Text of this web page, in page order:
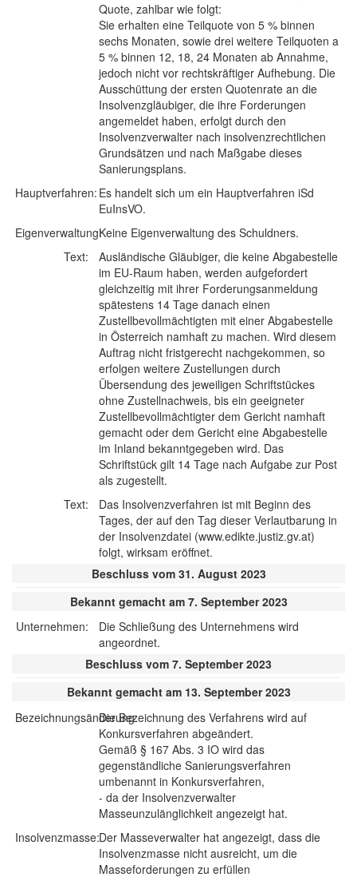
Quote, zahlbar wie folgt:
Sie erhalten eine Teilquote von 5 % binnen
sechs Monaten, sowie drei weitere Teilquoten a
5 % binnen 12, 18, 24 Monaten ab Annahme,
jedoch nicht vor rechtskräftiger Aufhebung. Die
Ausschüttung der ersten Quotenrate an die
Insolvenzgläubiger, die ihre Forderungen
angemeldet haben, erfolgt durch den
Insolvenzverwalter nach insolvenzrechtlichen
Grundsätzen und nach Maßgabe dieses
Sanierungsplans.
Hauptverfahren: Es handelt sich um ein Hauptverfahren iSd
EuInsVO.
Eigenverwaltung:Keine Eigenverwaltung des Schuldners.
Text:
Ausländische Gläubiger, die keine Abgabestelle
im EU-Raum haben, werden aufgefordert
gleichzeitig mit ihrer Forderungsanmeldung
spätestens 14 Tage danach einen
Zustellbevollmächtigten mit einer Abgabestelle
in Österreich namhaft zu machen. Wird diesem
Auftrag nicht fristgerecht nachgekommen, so
erfolgen weitere Zustellungen durch
Übersendung des jeweiligen Schriftstückes
ohne Zustellnachweis, bis ein geeigneter
Zustellbevollmächtigter dem Gericht namhaft
gemacht oder dem Gericht eine Abgabestelle
im Inland bekanntgegeben wird. Das
Schriftstück gilt 14 Tage nach Aufgabe zur Post
als zugestellt.
Text:
Das Insolvenzverfahren ist mit Beginn des
Tages, der auf den Tag dieser Verlautbarung in
der Insolvenzdatei (www.edikte.justiz.gv.at)
folgt, wirksam eröffnet.
Beschluss vom 31. August 2023
Bekannt gemacht am 7. September 2023
Unternehmen:
Die Schließung des Unternehmens wird
angeordnet.
Beschluss vom 7. September 2023
Bekannt gemacht am 13. September 2023
Bezeichnungsänderung:Die Bezeichnung des Verfahrens wird auf
Konkursverfahren abgeändert.
Gemäß § 167 Abs. 3 IO wird das
gegenständliche Sanierungsverfahren
umbenannt in Konkursverfahren,
- da der Insolvenzverwalter
Masseunzulänglichkeit angezeigt hat.
Insolvenzmasse:Der Masseverwalter hat angezeigt, dass die
Insolvenzmasse nicht ausreicht, um die
Masseforderungen zu erfüllen